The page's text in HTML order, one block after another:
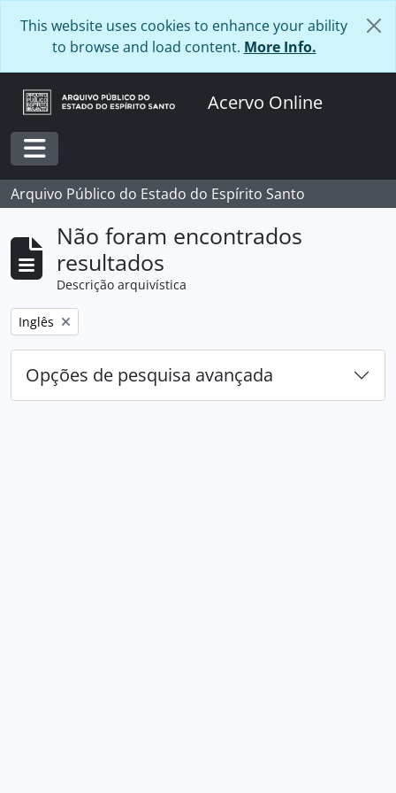
This website uses cookies to enhance your ability
to browse and load content. More Info.
Acervo Online
Toggle navigation
Arquivo Público do Estado do Espírito Santo
Não foram encontrados
resultados
Descrição arquivística
Remover filtro:
Inglês
Opções de pesquisa avançada